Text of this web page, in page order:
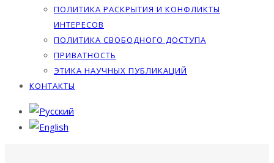
ПОЛИТИКА РАСКРЫТИЯ И КОНФЛИКТЫ
ИНТЕРЕСОВ
ПОЛИТИКА СВОБОДНОГО ДОСТУПА
ПРИВАТНОСТЬ
ЭТИКА НАУЧНЫХ ПУБЛИКАЦИЙ
КОНТАКТЫ